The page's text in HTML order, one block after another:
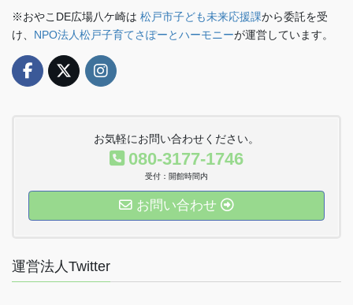
※おやこDE広場八ケ崎は 松戸市子ども未来応援課から委託を受
け、 NPO法人松戸子育てさぽーとハーモニーが運営しています。
お気軽にお問い合わせください。
080-3177-1746
受付：開館時間内
お問い合わせ
運営法人Twitter